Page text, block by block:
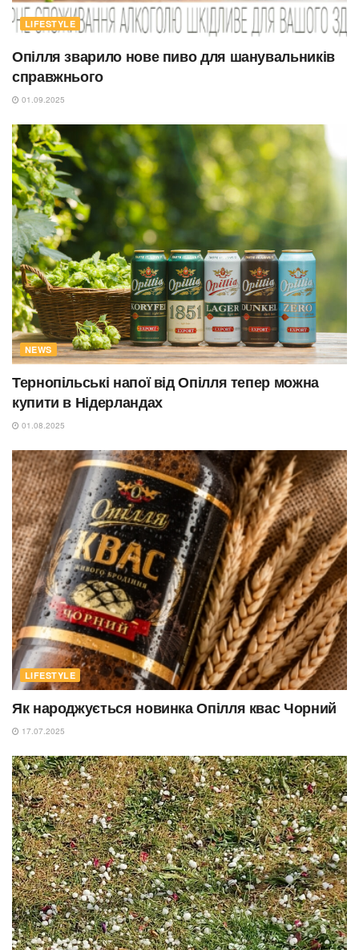
LIFESTYLE
Опілля зварило нове пиво для шанувальників
справжнього
01.09.2025
NEWS
Тернопільські напої від Опілля тепер можна
купити в Нідерландах
01.08.2025
LIFESTYLE
Як народжується новинка Опілля квас Чорний
17.07.2025